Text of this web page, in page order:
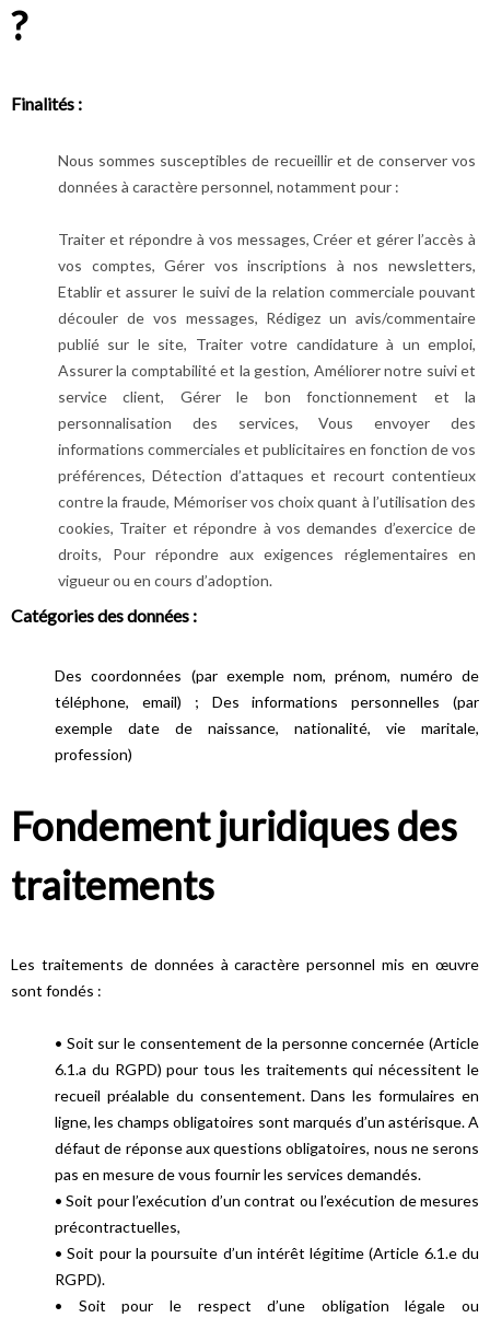
?
Finalités :
Nous sommes susceptibles de recueillir et de conserver vos
données à caractère personnel, notamment pour :
Traiter et répondre à vos messages, Créer et gérer l’accès à
vos comptes, Gérer vos inscriptions à nos newsletters,
Etablir et assurer le suivi de la relation commerciale pouvant
découler de vos messages, Rédigez un avis/commentaire
publié sur le site, Traiter votre candidature à un emploi,
Assurer la comptabilité et la gestion, Améliorer notre suivi et
service client, Gérer le bon fonctionnement et la
personnalisation des services, Vous envoyer des
informations commerciales et publicitaires en fonction de vos
préférences, Détection d’attaques et recourt contentieux
contre la fraude, Mémoriser vos choix quant à l’utilisation des
cookies, Traiter et répondre à vos demandes d’exercice de
droits, Pour répondre aux exigences réglementaires en
vigueur ou en cours d’adoption.
Catégories des données :
Des coordonnées (par exemple nom, prénom, numéro de
téléphone, email) ; Des informations personnelles (par
exemple date de naissance, nationalité, vie maritale,
profession)
Fondement juridiques des
traitements
Les traitements de données à caractère personnel mis en œuvre
sont fondés :
• Soit sur le consentement de la personne concernée (Article
6.1.a du RGPD) pour tous les traitements qui nécessitent le
recueil préalable du consentement. Dans les formulaires en
ligne, les champs obligatoires sont marqués d’un astérisque. A
défaut de réponse aux questions obligatoires, nous ne serons
pas en mesure de vous fournir les services demandés.
• Soit pour l’exécution d’un contrat ou l’exécution de mesures
précontractuelles,
• Soit pour la poursuite d’un intérêt légitime (Article 6.1.e du
RGPD).
• Soit pour le respect d’une obligation légale ou